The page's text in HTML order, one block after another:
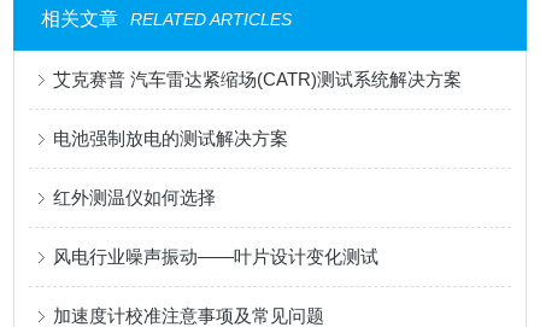
相关文章 RELATED ARTICLES
艾克赛普 汽车雷达紧缩场(CATR)测试系统解决方案
电池强制放电的测试解决方案
红外测温仪如何选择
风电行业噪声振动——叶片设计变化测试
加速度计校准注意事项及常见问题